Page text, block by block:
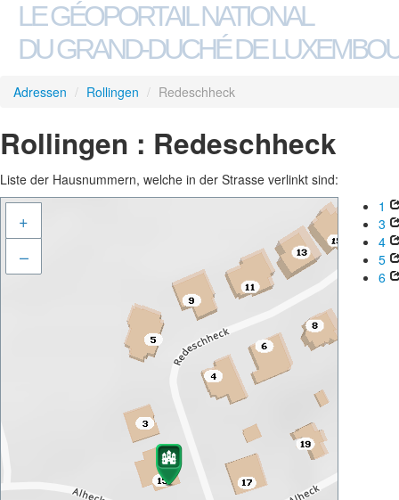
LE GÉOPORTAIL NATIONAL
DU GRAND-DUCHÉ DE
Adressen / Rollingen / Redeschheck
Rollingen : Redeschheck
Liste der Hausnummern, welche in der Strasse verlinkt sind:
+
–
1
3
4
5
6